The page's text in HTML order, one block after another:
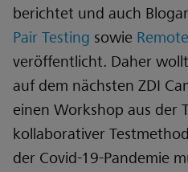
berichtet und auch
Pair Testing sowie
veröffentlicht. Daher
auf dem nächsten ZDI
einen Workshop aus der
kollaborativer
der Covid-19-Pandemie